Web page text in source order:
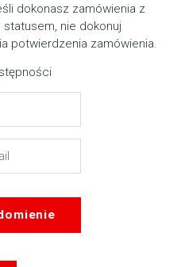
dokonasz zamówienia z
nie dokonuj
potwierdzenia zamówienia.